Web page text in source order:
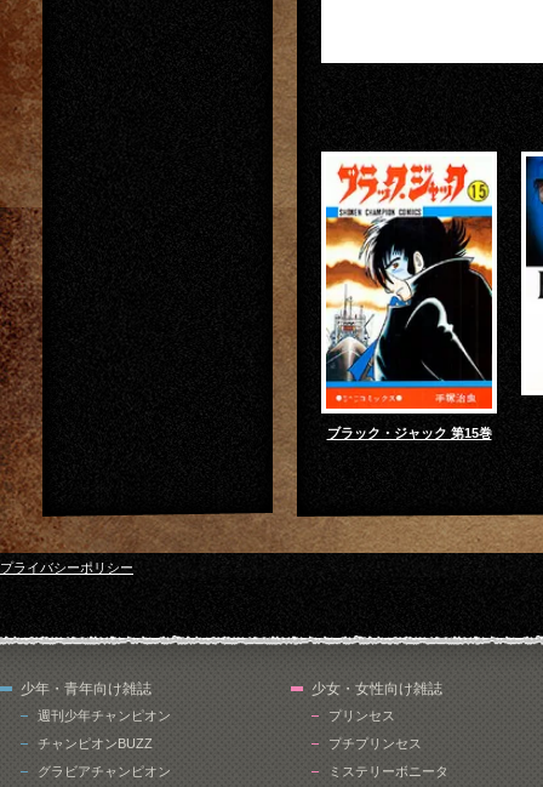
ブラック・ジャック 第15巻
プライバシーポリシー
少年・青年向け雑誌
週刊少年チャンピオン
チャンピオンBUZZ
グラビアチャンピオン
少女・女性向け雑誌
プリンセス
プチプリンセス
ミステリーボニータ